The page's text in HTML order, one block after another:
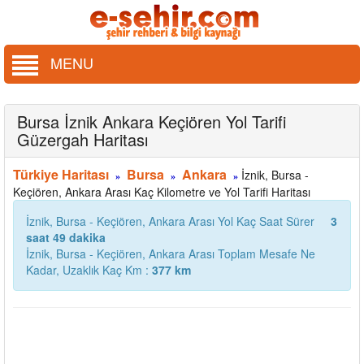
MENU
Bursa İznik Ankara Keçiören Yol Tarifi
Güzergah Haritası
Türkiye Haritası » Bursa » Ankara » İznik, Bursa -
Keçiören, Ankara Arası Kaç Kilometre ve Yol Tarifi Haritası
İznik, Bursa - Keçiören, Ankara Arası Yol Kaç Saat Sürer
3
saat 49 dakika
İznik, Bursa - Keçiören, Ankara Arası Toplam Mesafe Ne
Kadar, Uzaklık Kaç Km : 377 km